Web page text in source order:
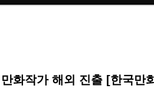
화작가 해외 진출 [한국만